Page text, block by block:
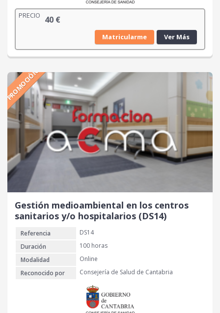
PRECIO 40 €
Matricularme Ver Más
PROMOCIÓN
Gestión medioambiental en los centros
sanitarios y/o hospitalarios (DS14)
Referencia
DS14
Duración
100 horas
Modalidad
Online
Reconocido por
Consejería de Salud de Cantabria